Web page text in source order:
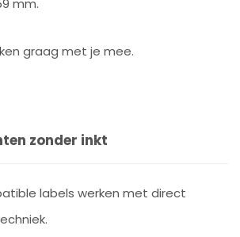
mm.
graag met je mee.
zonder inkt
labels werken met direct